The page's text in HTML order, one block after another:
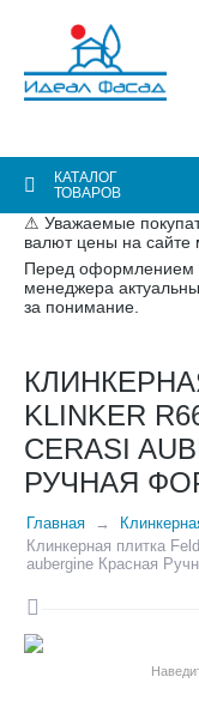
КАТАЛОГ
ТОВАРОВ
⚠ Уважаемые
валют цены на сайте
Перед оформлением
менеджера
за понимание.
KLINKER
CERASI
РУЧНАЯ
Главная
Клинкерная плитка
aubergine Красная